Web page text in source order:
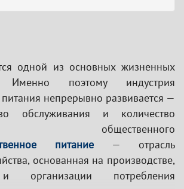
одной из основных жизненных
Именно поэтому индустрия
непрерывно развивается —
обслуживания и количество
общественного
питание — отрасль
основанная на производстве,
организации потребления